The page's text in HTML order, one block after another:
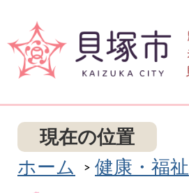
現在の位置
ホーム
健康・福祉